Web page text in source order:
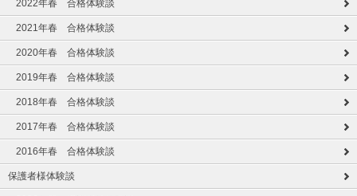
2022年春 合格体験談
2021年春 合格体験談
2020年春 合格体験談
2019年春 合格体験談
2018年春 合格体験談
2017年春 合格体験談
2016年春 合格体験談
保護者様体験談